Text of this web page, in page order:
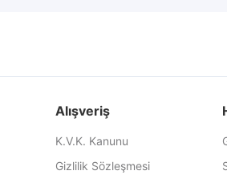
Alışveriş
K.V.K. Kanunu
Gizlilik Sözleşmesi